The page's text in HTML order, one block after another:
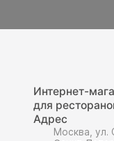
Интернет-
для
Адрес
Москва, ул.